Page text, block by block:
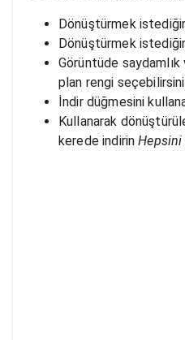
Dönüştürmek
Dönüştürmek
Görüntüde
plan rengi
İndir düğmesini
Kullanarak
kerede indirin